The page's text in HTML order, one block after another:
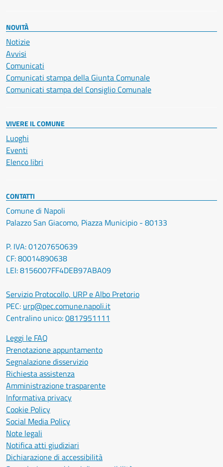
NOVITÀ
Notizie
Avvisi
Comunicati
Comunicati stampa della Giunta Comunale
Comunicati stampa del Consiglio Comunale
VIVERE IL COMUNE
Luoghi
Eventi
Elenco libri
CONTATTI
Comune di Napoli
Palazzo San Giacomo, Piazza Municipio - 80133
P. IVA: 01207650639
CF: 80014890638
LEI: 8156007FF4DEB97ABA09
Servizio Protocollo, URP e Albo Pretorio
PEC: urp@pec.comune.napoli.it
Centralino unico:0817951111
Leggi le FAQ
Prenotazione appuntamento
Segnalazione disservizio
Richiesta assistenza
Amministrazione trasparente
Informativa privacy
Cookie Policy
Social Media Policy
Note legali
Notifica atti giudiziari
Dichiarazione di accessibilità